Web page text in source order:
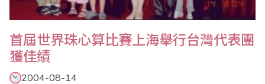
首屆世界珠心算比賽上海舉行台灣代表團
獲佳績
2004-08-14